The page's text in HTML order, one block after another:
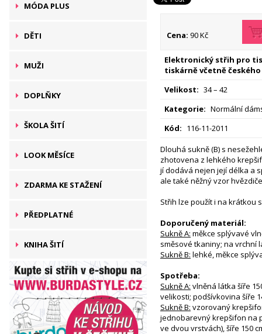
MÓDA PLUS
DĚTI
MUŽI
DOPLŇKY
ŠKOLA ŠITÍ
LOOK MĚSÍCE
ZDARMA KE STAŽENÍ
PŘEDPLATNÉ
KNIHA ŠITÍ
Cena: 90 Kč
Elektronický střih pro
tiskárně včetně českého
Velikost: 34 – 42
Kategorie: Normální
Kód: 116-11-2011
Dlouhá sukně (B) s
zhotovena z lehkého
jí dodává nejen její délka a
ale také něžný vzor
Střih lze použít i na krátkou
Doporučený materiál:
Sukně A: měkce splývavé
směsové tkaniny; na vrchní
Sukně B: lehké, měkce
Spotřeba:
Sukně A: vlněná látka šíře
velikosti; podšívkovina šíře
Sukně B: vzorovaný
jednobarevný krepšifon na
ve dvou vrstvách), šíře 150